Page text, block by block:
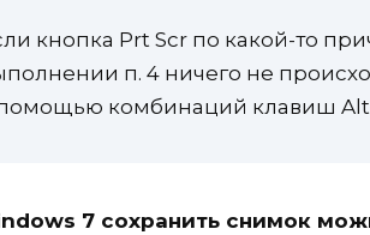
кнопка Prt Scr по какой-то
п. 4 ничего не
комбинаций клавиш
7 сохранить снимок